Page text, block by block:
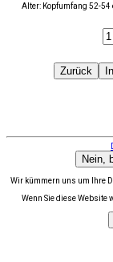
Alter: Kopfumfang 52-
Zurück
Nein,
Wir kümmern uns um Ihre
Wenn Sie diese Website